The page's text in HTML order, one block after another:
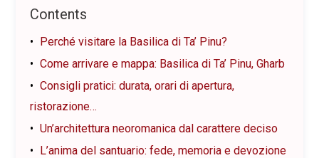
Contents
Perché visitare la Basilica di Ta’ Pinu?
Come arrivare e mappa: Basilica di Ta’ Pinu, Gharb
Consigli pratici: durata, orari di apertura,
ristorazione…
Un’architettura neoromanica dal carattere deciso
L’anima del santuario: fede, memoria e devozione